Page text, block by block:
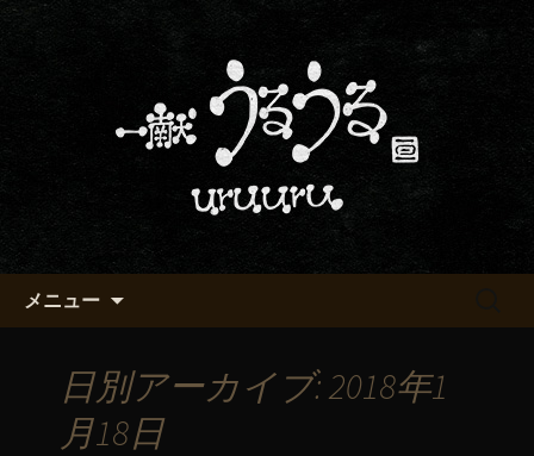
京都・五条でおいしい地酒が飲
める「一献うるうる」のブロ
京都・五条烏丸の町屋居酒屋「一献う
るうる」からのお知らせ
メニュー
日別アーカイブ: 2018年1
月18日